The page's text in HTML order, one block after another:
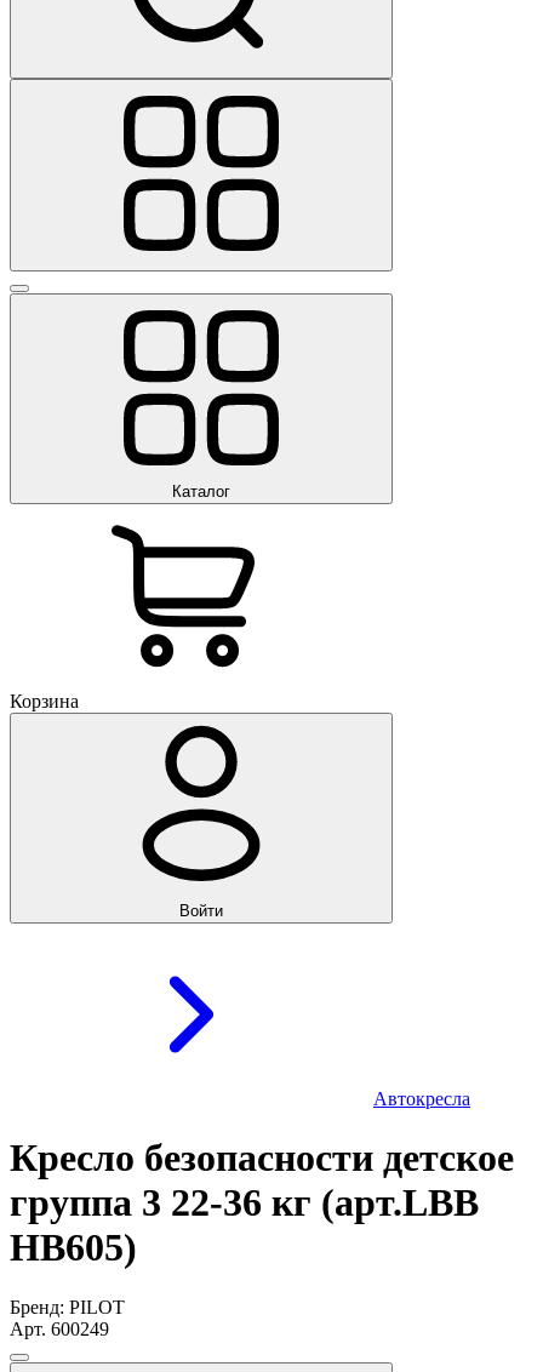
Каталог
Корзина
Войти
Автокресла
Кресло безопасности детское
группа 3 22-36 кг (арт.LBB
HB605)
Бренд: PILOT
Арт. 600249